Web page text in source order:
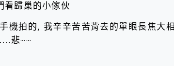
看歸巢的小傢伙
機拍的, 我辛辛苦苦背去的單眼長焦大
悲~~